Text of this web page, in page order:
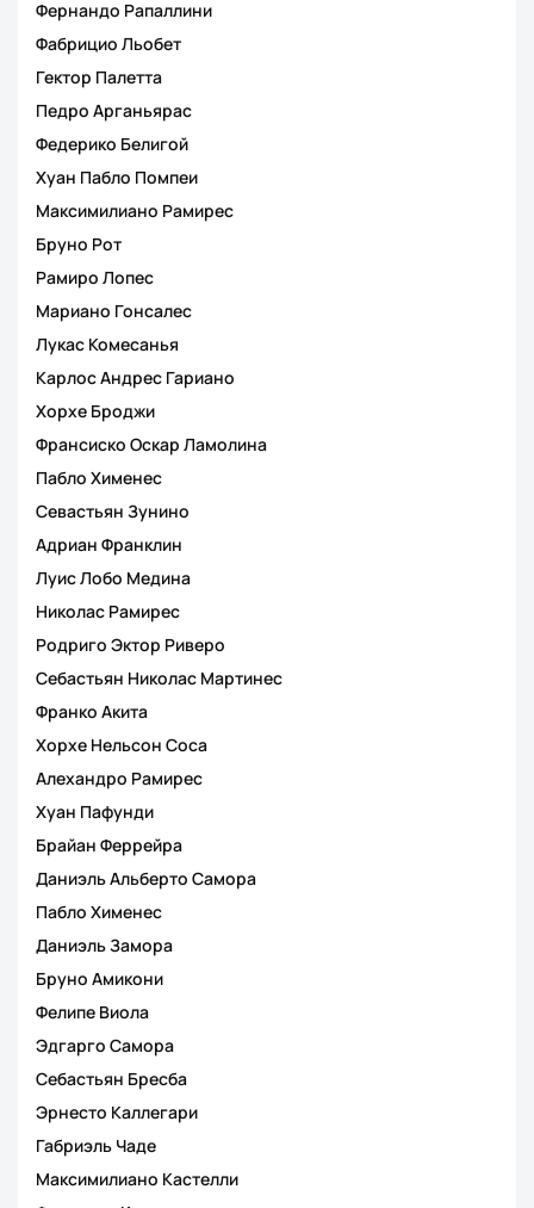
Фернандо Рапаллини
Фабрицио Льобет
Гектор Палетта
Педро Арганьярас
Федерико Белигой
Хуан Пабло Помпеи
Максимилиано Рамирес
Бруно Рот
Рамиро Лопес
Мариано Гонсалес
Лукас Комесанья
Карлос Андрес Гариано
Хорхе Броджи
Франсиско Оскар Ламолина
Пабло Хименес
Севастьян Зунино
Адриан Франклин
Луис Лобо Медина
Николас Рамирес
Родриго Эктор Риверо
Себастьян Николас Мартинес
Франко Акита
Хорхе Нельсон Соса
Алехандро Рамирес
Хуан Пафунди
Брайан Феррейра
Даниэль Альберто Самора
Пабло Хименес
Даниэль Замора
Бруно Амикони
Фелипе Виола
Эдгарго Самора
Себастьян Бресба
Эрнесто Каллегари
Габриэль Чаде
Максимилиано Кастелли